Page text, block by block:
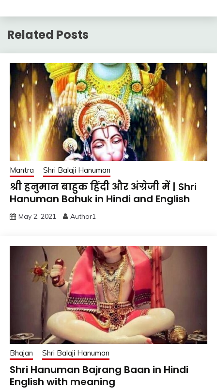
Related Posts
Mantra Shri Balaji Hanuman
श्री हनुमान बाहुक हिंदी और अंग्रेजी में | Shri
Hanuman Bahuk in Hindi and English
May 2, 2021 Author1
Bhajan Shri Balaji Hanuman
Shri Hanuman Bajrang Baan in Hindi
English with meaning